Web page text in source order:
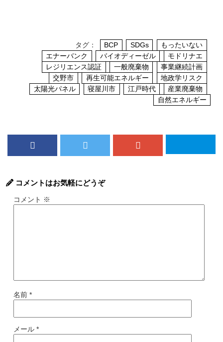
タグ： BCP SDGs
もったいない
エナーバンク
バイオディーゼル
モドリナエ
レジリエンス認証
一般廃棄物
事業継続計画
交野市
再生可能エネルギー
地政学リスク
太陽光パネル
寝屋川市 江戸時代
産業廃棄物
自然エネルギー
コメントはお気軽にどうぞ
コメント ※
名前 *
メール *